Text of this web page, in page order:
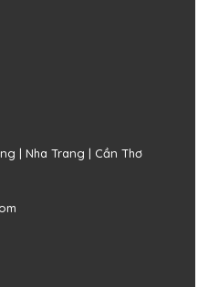
| Nha Trang | Cần Thơ